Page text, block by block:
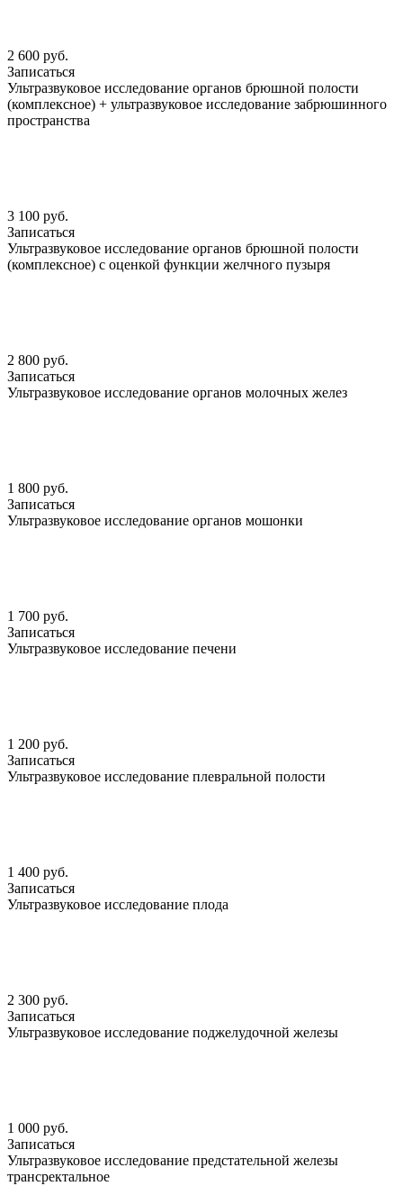
2 600 руб.
Записаться
Ультразвуковое исследование органов брюшной полости
(комплексное) + ультразвуковое исследование забрюшинного
пространства
3 100 руб.
Записаться
Ультразвуковое исследование органов брюшной полости
(комплексное) с оценкой функции желчного пузыря
2 800 руб.
Записаться
Ультразвуковое исследование органов молочных желез
1 800 руб.
Записаться
Ультразвуковое исследование органов мошонки
1 700 руб.
Записаться
Ультразвуковое исследование печени
1 200 руб.
Записаться
Ультразвуковое исследование плевральной полости
1 400 руб.
Записаться
Ультразвуковое исследование плода
2 300 руб.
Записаться
Ультразвуковое исследование поджелудочной железы
1 000 руб.
Записаться
Ультразвуковое исследование предстательной железы
трансректальное